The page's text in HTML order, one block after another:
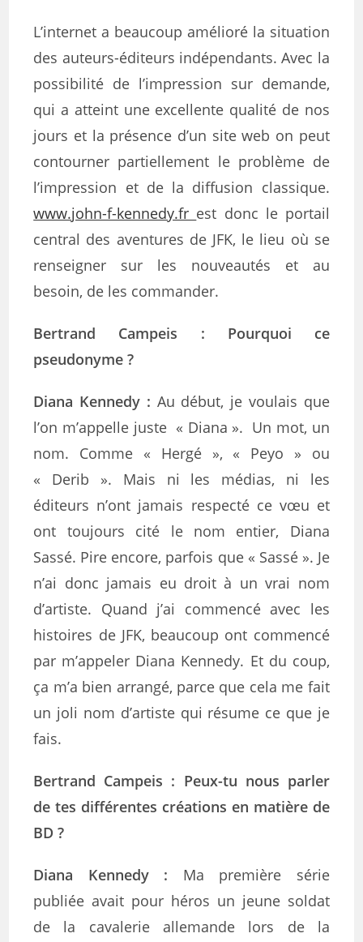
L’internet a beaucoup amélioré la situation
des auteurs-éditeurs indépendants. Avec la
possibilité de l’impression sur demande,
qui a atteint une excellente qualité de nos
jours et la présence d’un site web on peut
contourner partiellement le problème de
l’impression et de la diffusion classique.
www.john-f-kennedy.fr est donc le portail
central des aventures de JFK, le lieu où se
renseigner sur les nouveautés et au
besoin, de les commander.
Bertrand Campeis : Pourquoi ce
pseudonyme ?
Diana Kennedy : Au début, je voulais que
l’on m’appelle juste « Diana ». Un mot, un
nom. Comme « Hergé », « Peyo » ou
« Derib ». Mais ni les médias, ni les
éditeurs n’ont jamais respecté ce vœu et
ont toujours cité le nom entier, Diana
Sassé. Pire encore, parfois que « Sassé ». Je
n’ai donc jamais eu droit à un vrai nom
d’artiste. Quand j’ai commencé avec les
histoires de JFK, beaucoup ont commencé
par m’appeler Diana Kennedy. Et du coup,
ça m’a bien arrangé, parce que cela me fait
un joli nom d’artiste qui résume ce que je
fais.
Bertrand Campeis : Peux-tu nous parler
de tes différentes créations en matière de
BD ?
Diana Kennedy: Ma première série
publiée avait pour héros un jeune soldat
de la cavalerie allemande lors de la